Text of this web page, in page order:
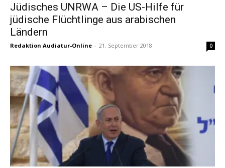
Jüdisches UNRWA – Die US-Hilfe für
jüdische Flüchtlinge aus arabischen
Ländern
Redaktion Audiatur-Online - 21. September 2018 0